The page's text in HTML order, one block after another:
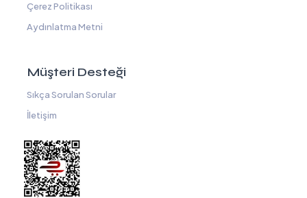
Çerez Politikası
Aydınlatma Metni
Müşteri Desteği
Sıkça Sorulan Sorular
İletişim